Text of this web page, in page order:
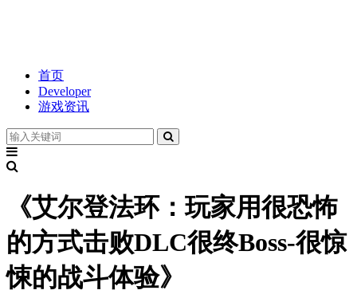
首页
Developer
游戏资讯
《艾尔登法环：玩家用很恐怖
的方式击败DLC很终Boss-很惊
悚的战斗体验》